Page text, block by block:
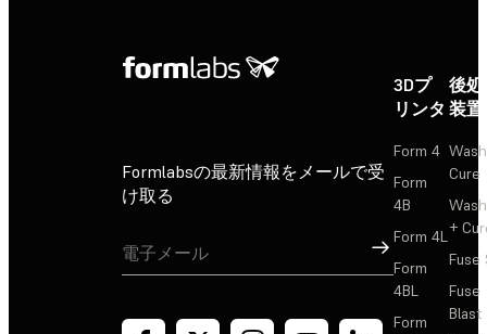
Formlabsの最新情報をメールで受
け取る
サインアップ
3Dプ
リンタ
Form 4
Form
4B
Form 4L
Form
4BL
Form
後
装置
Cure
+
Fuse
Fuse
Blast